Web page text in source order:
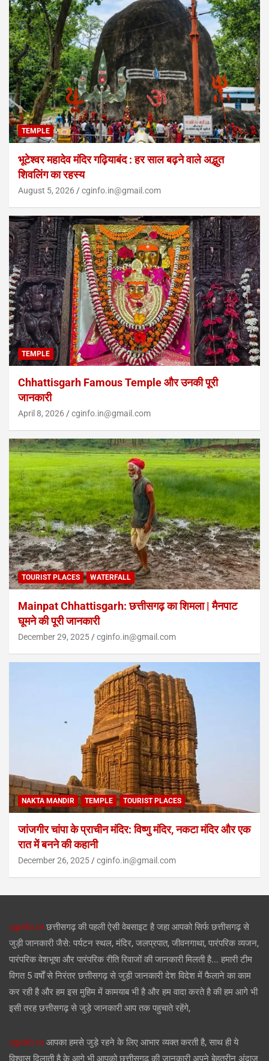
TEMPLE
भूटेश्वर महादेव मंदिर गढ़ियाबंद : हर साल बढ़ने वाले अद्भुत
शिवलिंग का रहस्य
August 5, 2026 cginfo.in@gmail.com
TEMPLE
Chhattisgarh Famous Temple और उनकी पूरी
जानकारी
April 8, 2026 cginfo.in@gmail.com
TOURIST PLACES WATERFALL
Mainpat Chhattisgarh: छत्तीसगढ़ का शिमला | मैनपाट
घूमने की पूरी जानकारी
December 29, 2025 cginfo.in@gmail.com
NAKTA MANDIR TEMPLE TOURIST PLACES
जांजगीर चांपा के प्राचीन मंदिर: विष्णु मंदिर, नकटा मंदिर और एक
रात में बनने की कहानी
December 26, 2025 cginfo.in@gmail.com
cginfo.in छत्तीसगढ़ की पहली ऐसी वेबसाइट है जहा आपको सिर्फ छत्तीसगढ़ से
जुड़ी जानकारी जैसे: पर्यटन स्थल, मंदिर, जलप्रपात, जीवनगाथा, पारंपरिक व्यजन,
पारंपरिक वेशभूषा और पारंपरिक रीति रिवाजों की जानकारी मिलती है... हमारी टीम
विगत 5 वर्षों से निरंतर छत्तीसगढ़ से जुड़ी जानकारी देश विदेश में फैलाने का काम
कर रही है और हम इस मुहिम में कामयाब भी है और हम वादा करते है की हम आगे भी
इसी तरह छत्तीसगढ़ से जुड़े जानकारी आप तक पहुचाते रहेंगे,
cginfo.in आपका हमसे जुड़े रहने के लिए आभार व्यक्त करती है, साथ ही ये
विश्वास दिलाती है के आगे भी आपको छत्तीसगढ़ की जानकारी अपने बेहतरीन अंदाज